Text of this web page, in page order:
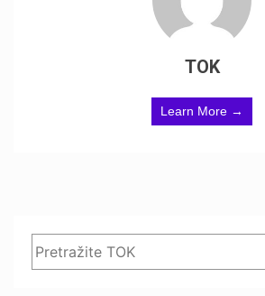
TOK
Learn More →